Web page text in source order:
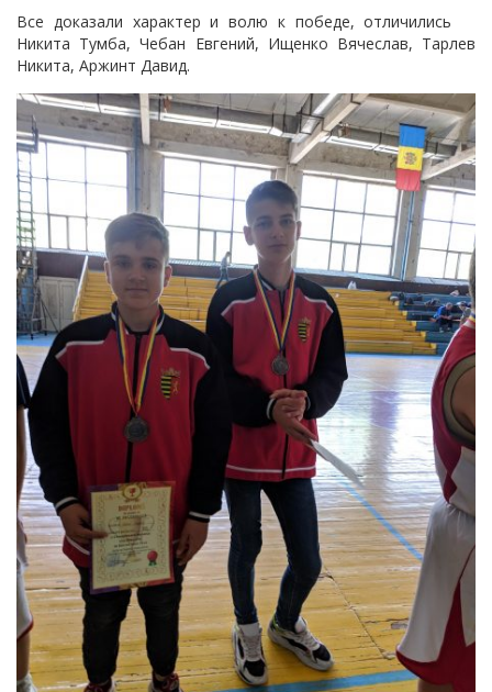
Все доказали характер и волю к победе, отличились
Никита Тумба, Чебан Евгений, Ищенко Вячеслав, Тарлев
Никита, Аржинт Давид.